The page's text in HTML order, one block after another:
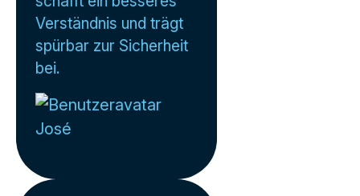
Verständnis und trägt
spürbar zur Sicherheit
bei.
José